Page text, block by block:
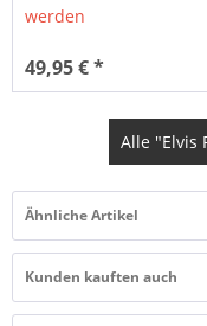
werden
49,95 € *
Alle "Elvis
Ähnliche Artikel
Kunden kauften auch